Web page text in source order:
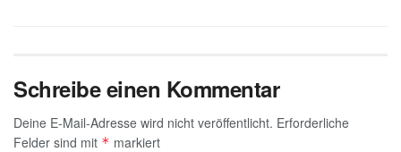
Schreibe einen Kommentar
Deine E-Mail-Adresse wird nicht veröffentlicht. Erforderliche
Felder sind mit * markiert